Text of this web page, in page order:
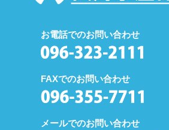
お電話でのお問い合わせ
FAXでのお問い合わせ
メールでのお問い合わせ